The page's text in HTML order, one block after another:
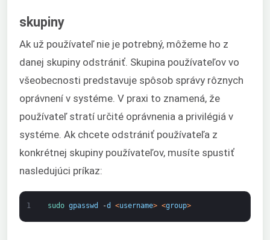
skupiny
Ak už používateľ nie je potrebný, môžeme ho z
danej skupiny odstrániť. Skupina používateľov vo
všeobecnosti predstavuje spôsob správy rôznych
oprávnení v systéme. V praxi to znamená, že
používateľ stratí určité oprávnenia a privilégiá v
systéme. Ak chcete odstrániť používateľa z
konkrétnej skupiny používateľov, musíte spustiť
nasledujúci príkaz:
1 sudo gpasswd -d <username> <group>